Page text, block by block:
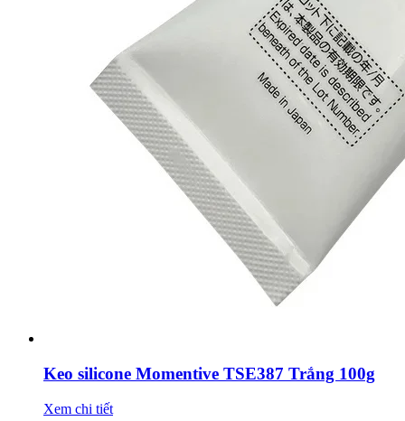
Keo silicone Momentive TSE387 Trắng 100g
Xem chi tiết